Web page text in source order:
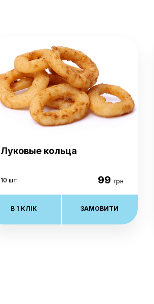
Луковые кольца
10 шт 99 грн
В 1 КЛІК ЗАМОВИТИ